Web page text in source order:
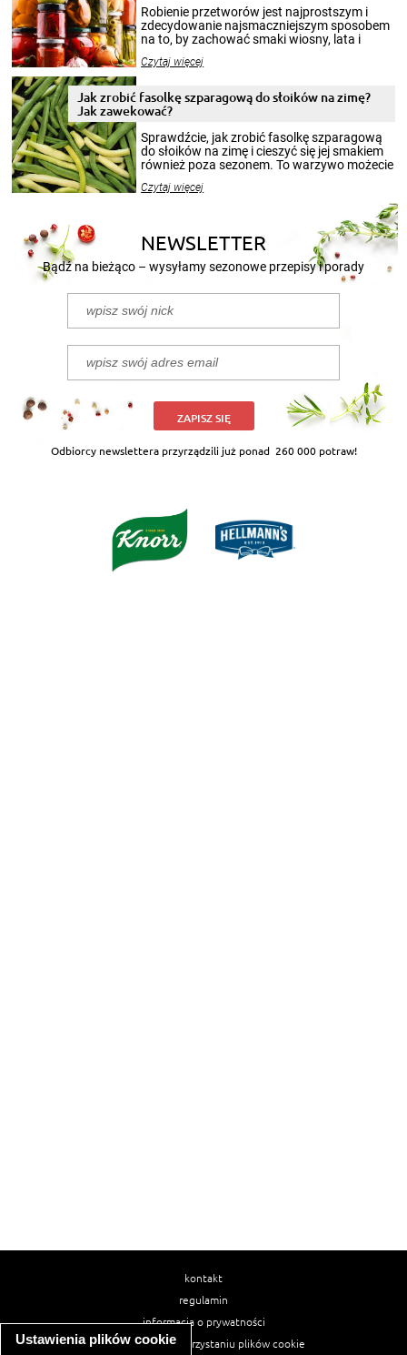
Ustawienia plików cookie
Robienie przetworów jest najprostszym i
zdecydowanie najsmaczniejszym sposobem
na to, by zachować smaki wiosny, lata i
krajobrazów, by cieszyć nimi oko w sezonie
pełni poczuć atmosferę cieplejszych
miesięcy. Przygotowanie słoików ze
patenty, które pozwolą zachować świeżość
przetworów.
Czytaj więcej
Jak zrobić fasolkę szparagową do słoików na zimę?
Jak zawekować?
Sprawdźcie, jak zrobić fasolkę szparagową
do słoików na zimę i cieszyć się jej smakiem
również poza sezonem. To warzywo możecie
nasze propozycje!
Czytaj więcej
NEWSLETTER
Bądź na bieżąco – wysyłamy sezonowe przepisy i porady
ZAPISZ SIĘ
Odbiorcy newslettera przyrządzili już ponad 260 000 potraw!
kontakt
regulamin
informacja o prywatności
informacja o wykorzystaniu plików cookie